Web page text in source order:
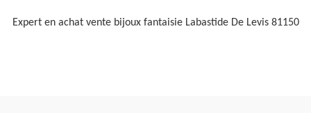
Expert en achat vente bijoux fantaisie Labastide De Levis 81150